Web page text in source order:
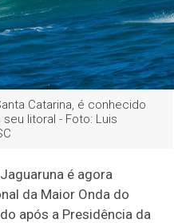
Catarina, é conhecido
litoral - Foto: Luis
é agora
da Maior Onda do
após a Presidência da